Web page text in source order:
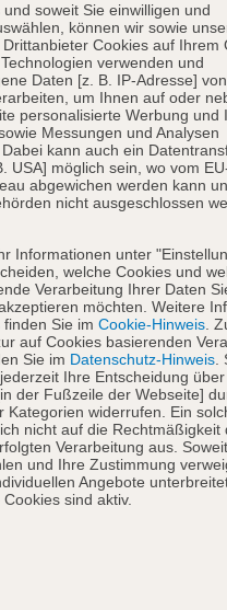
Nacht/pro Person ab
ab 16:00 Uhr
bis 10:00 Uhr
einmalig ab 150.00
notwendig
einmalig ab 150.00
notwendig
07:30 Uhr - 21:30 Uhr,
englisch, italienisch
Süßwasser, flach
- September;
integrierter Kinder/
Sonnenschirme:
ab 0 Jahre, April -
ohne Gebühr, Indoor,
April -
soweit Sie einwilligen und
können wir sowie
Cookies auf Ihrem
verwenden und
Daten [z. B. IP-Adresse]
um Ihnen auf oder
personalisierte Werbung und
Messungen und Analysen
kann auch ein
USA] möglich sein, wo vom
abgewichen werden kann
nicht ausgeschlossen
Informationen unter
welche Cookies und
Verarbeitung Ihrer Daten
möchten. Weitere
Sie im Cookie-Hinweis.
auf Cookies basierenden
Sie im Datenschutz-Hinweis.
Ihre Entscheidung
der Fußzeile der Webseite]
Kategorien widerrufen. Ein
nicht auf die Rechtmäßigkeit
Verarbeitung aus.
und Ihre Zustimmung
Angebote
sind aktiv.